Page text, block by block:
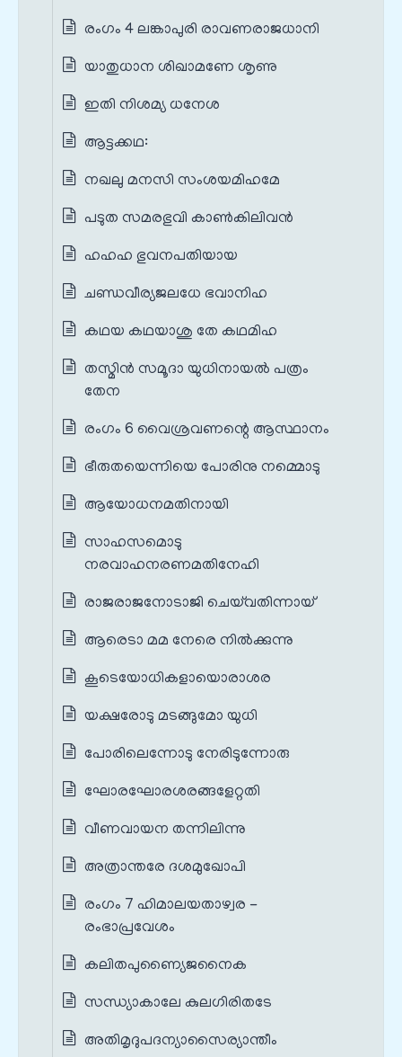
രംഗം 4 ലങ്കാപുരി രാവണരാജധാനി
യാതുധാന ശിഖാമണേ ശൃണു
ഇതി നിശമ്യ ധനേശ
ആട്ടക്കഥ:
നഖലു മനസി സംശയമിഹമേ
പടുത സമരഭുവി കാൺകിലിവൻ
ഹഹഹ ഭുവനപതിയായ
ചണ്ഡവീര്യജലധേ ഭവാനിഹ
കഥയ കഥയാശു തേ കഥമിഹ
തസ്മിൻ സമൂദാ യുധിനായൽ പത്രം
തേന
രംഗം 6 വൈശ്രവണന്റെ ആസ്ഥാനം
ഭീരുതയെന്നിയെ പോരിനു നമ്മൊടു
ആയോധനമതിനായി
സാഹസമൊടു
നരവാഹനരണമതിനേഹി
രാജരാജനോടാജി ചെയ്‌വതിന്നായ്
ആരെടാ മമ നേരെ നിൽക്കുന്നു
കൂടെയോധികളായൊരാശര
യക്ഷരോടു മടങ്ങുമോ യുധി
പോരിലെന്നോടു നേരിടുന്നോരു
ഘോരഘോരശരങ്ങളേറ്റതി
വീണവായന തന്നിലിന്നു
അത്രാന്തരേ ദശമുഖോപി
രംഗം 7 ഹിമാലയതാഴ്വര -
രംഭാപ്രവേശം
കലിതപുണ്യൈജനൈക
സന്ധ്യാകാലേ കുലഗിരിതടേ
അതിമൃദുപദന്യാസൈര്യാന്തീം